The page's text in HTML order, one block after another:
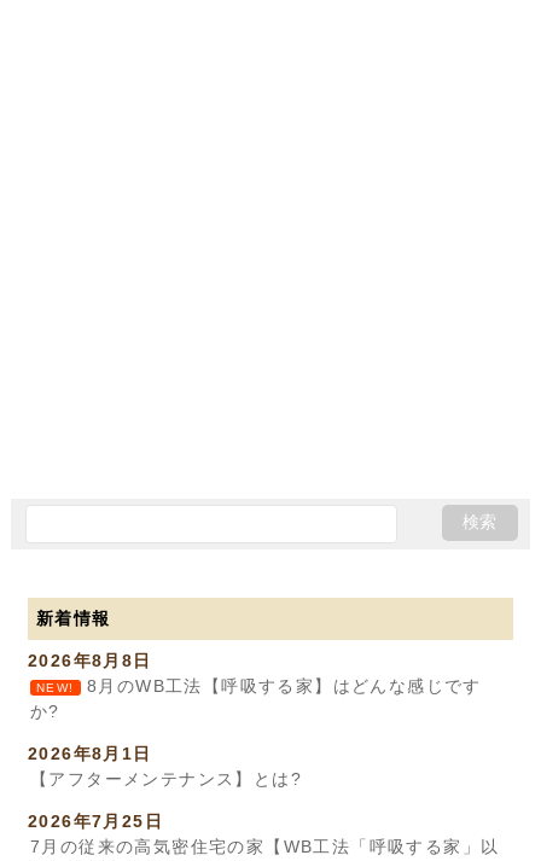
新着情報
2026年8月8日
NEW!
8月のWB工法【呼吸する家】はどんな感じです
か?
2026年8月1日
【アフターメンテナンス】とは?
2026年7月25日
7月の従来の高気密住宅の家【WB工法「呼吸する家」以